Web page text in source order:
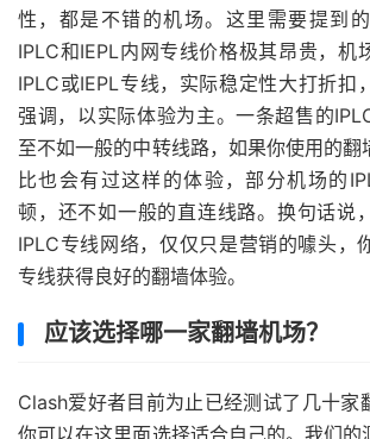
性，都是不错的机场。这里需要提到
IPLC和IEPL内网专线价格极其昂贵，机
IPLC或IEPL专线，实际稳定性大打折扣
强调，以实际体验为主。一条超售的
至不如一般的中转线路，如果你使用的翻
比也会有过这样的体验，部分机场的
顿，还不如一般的直连线路。换句话说
IPLC专线网络，仅仅只是营销的噱头，
专线获得良好的翻墙体验。
应该选择哪一家翻墙机场？
Clash爱好者目前为止已经测试了几十家
你可以在这里面选择适合自己的。我们的